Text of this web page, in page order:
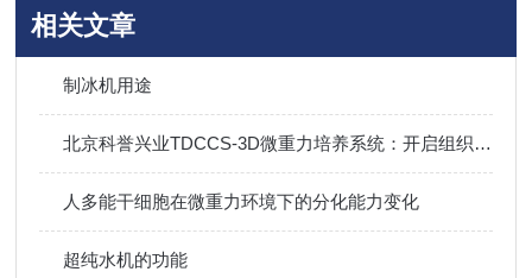
相关文章
制冰机用途
北京科誉兴业TDCCS-3D微重力培养系统：开启组织工程新纪元
人多能干细胞在微重力环境下的分化能力变化
超纯水机的功能